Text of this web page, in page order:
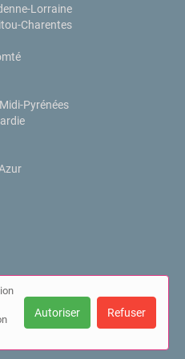
Lorraine
Charentes
Pyrénées
Autoriser Refuser